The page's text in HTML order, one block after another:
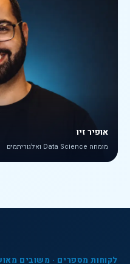
אופיר זיו
מומחה Data Science ואלגוריתמים
לקוחות מספרים · משובים